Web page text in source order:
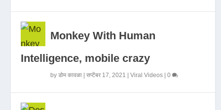
Monkey With Human
Intelligence, mobile crazy
byडोम कावळा |सप्टेंबर 17, 2021 |Viral Videos |0